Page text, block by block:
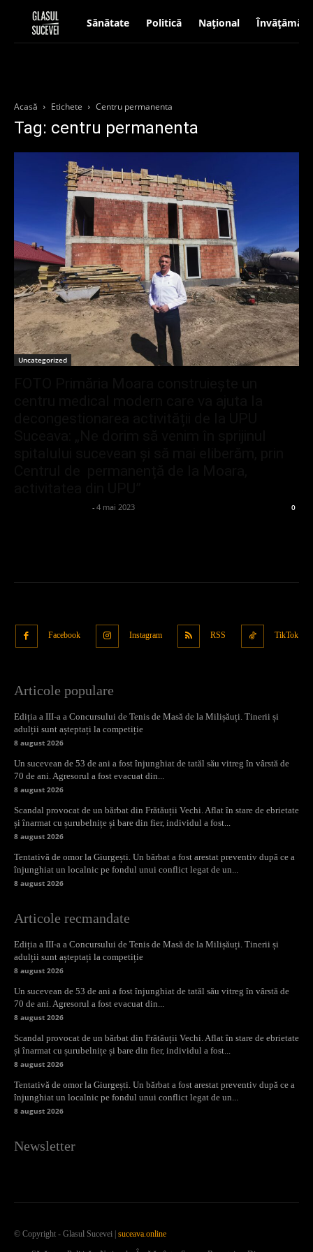
Sănătate Politică Național Învățământ
Acasă Etichete Centru permanenta
Tag: centru permanenta
Uncategorized
- 4 mai 2023 0
Facebook Instagram RSS TikTok
Articole populare
Ediția a III-a a Concursului de Tenis de Masă de la Milișăuți. Tinerii și
adulții sunt așteptați la competiție
8 august 2026
Un sucevean de 53 de ani a fost înjunghiat de tatăl său vitreg în vârstă de
70 de ani. Agresorul a fost evacuat din...
8 august 2026
Scandal provocat de un bărbat din Frătăuții Vechi. Aflat în stare de ebrietate
și înarmat cu șurubelnițe și bare din fier, individul a fost...
8 august 2026
Tentativă de omor la Giurgești. Un bărbat a fost arestat preventiv după ce a
înjunghiat un localnic pe fondul unui conflict legat de un...
8 august 2026
Articole recmandate
Ediția a III-a a Concursului de Tenis de Masă de la Milișăuți. Tinerii și
adulții sunt așteptați la competiție
8 august 2026
Un sucevean de 53 de ani a fost înjunghiat de tatăl său vitreg în vârstă de
70 de ani. Agresorul a fost evacuat din...
8 august 2026
Scandal provocat de un bărbat din Frătăuții Vechi. Aflat în stare de ebrietate
și înarmat cu șurubelnițe și bare din fier, individul a fost...
8 august 2026
Tentativă de omor la Giurgești. Un bărbat a fost arestat preventiv după ce a
înjunghiat un localnic pe fondul unui conflict legat de un...
8 august 2026
Newsletter
© Copyright - Glasul Sucevei | suceava.online